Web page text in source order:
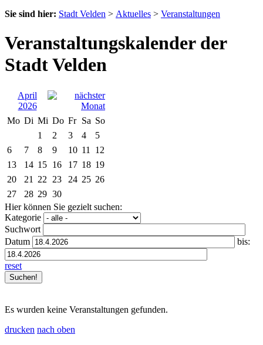
Sie sind hier: Stadt Velden > Aktuelles > Veranstaltungen
Veranstaltungskalender der
Stadt Velden
April
2026
Mo Di Mi Do Fr Sa So
1
2 3 4
5
6
7 8 9 10 11
12
13
14 15 16 17 18 19
20
21 22 23 24 25 26
27
28 29 30
Hier können Sie gezielt suchen:
Kategorie
Suchwort
Datum
bis:
reset
Es wurden keine Veranstaltungen gefunden.
drucken nach oben